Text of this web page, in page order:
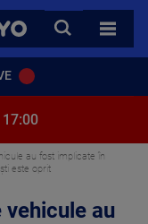
CAUTA
TOATE
au fost implicate în
este oprit
au